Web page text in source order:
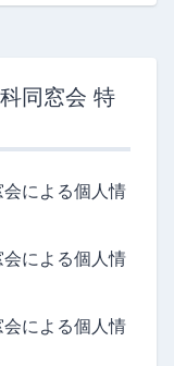
同窓会 特
による個人情
による個人情
による個人情